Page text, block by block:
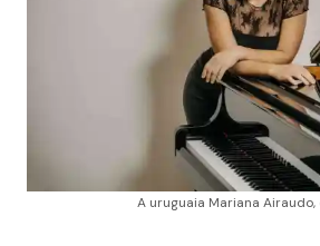
A uruguaia Mariana